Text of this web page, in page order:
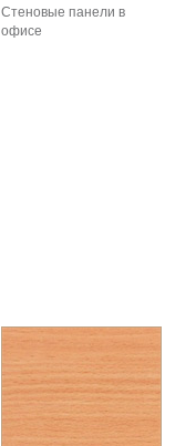
Стеновые панели в
офисе